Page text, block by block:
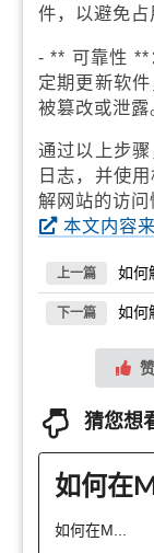
件，以避免占
- ** 可靠性 **
定期更新软
被篡改或泄露
通过以上步
日志，并使
解网站的访问
本文内容
上一篇 如何
下一篇 如何
猜您想
如何在
如何在M...